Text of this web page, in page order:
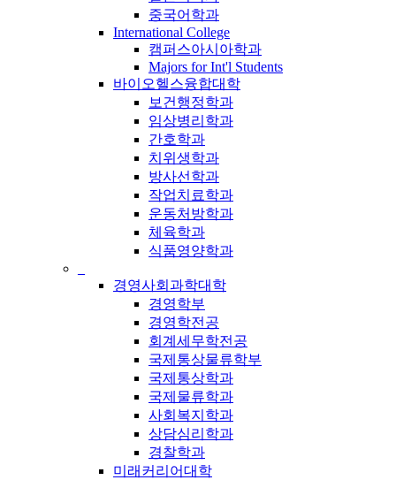
중국어학과
International College
캠퍼스아시아학과
Majors for Int'l Students
바이오헬스융합대학
보건행정학과
임상병리학과
간호학과
치위생학과
방사선학과
작업치료학과
운동처방학과
체육학과
식품영양학과
경영사회과학대학
경영학부
경영학전공
회계세무학전공
국제통상물류학부
국제통상학과
국제물류학과
사회복지학과
상담심리학과
경찰학과
미래커리어대학